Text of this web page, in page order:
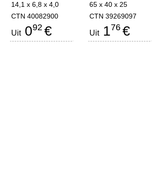
14,1 x 6,8 x 4,0
CTN 40082900
Uit092 €
65 x 40 x 25
CTN 39269097
Uit176 €